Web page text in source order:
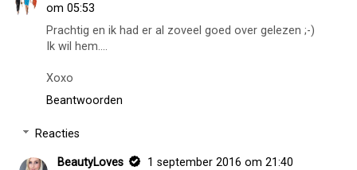
om 05:53
Prachtig en ik had er al zoveel goed over gelezen ;-)
Ik wil hem....
Xoxo
Beantwoorden
Reacties
BeautyLoves
1 september 2016 om 21:40